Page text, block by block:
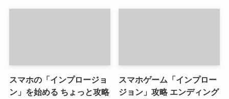
スマホの「インプロージョ
ン」を始める ちょっと攻略
スマホゲーム「インプロー
ジョン」攻略 エンディング